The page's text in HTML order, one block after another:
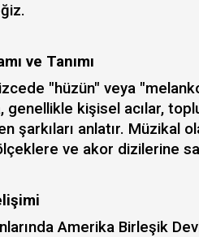
ve Tanımı
"hüzün" veya
genellikle kişisel acılar,
şarkıları anlatır. Müzikal
ve akor dizilerine
Amerika Birleşik